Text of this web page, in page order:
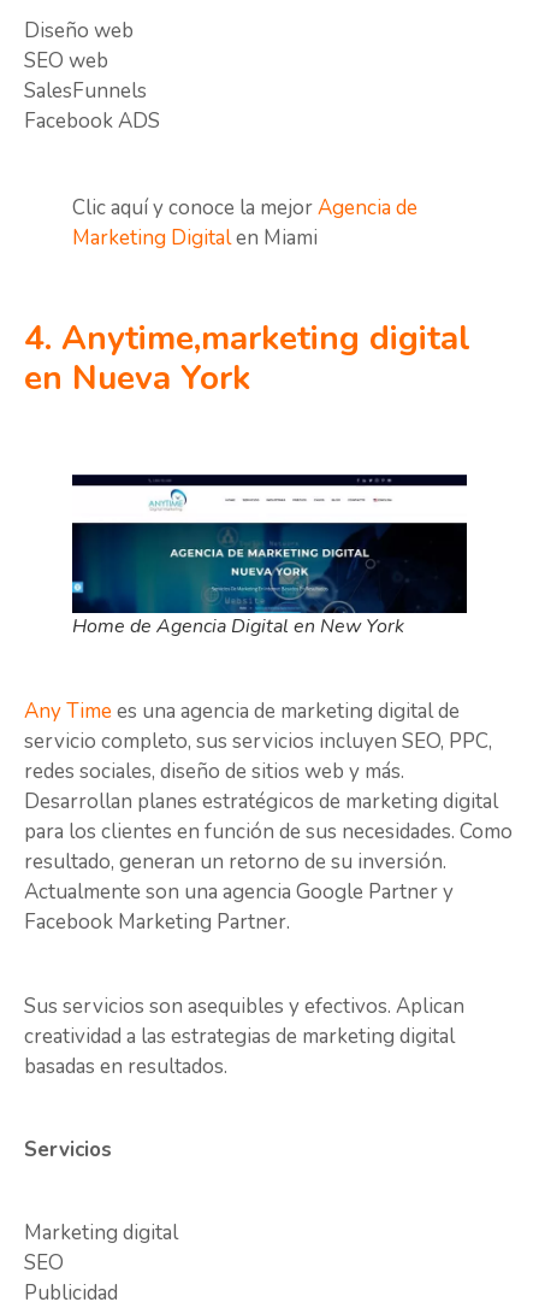
Diseño web
SEO web
SalesFunnels
Facebook ADS
Clic aquí y conoce la mejorAgencia de
Marketing Digitalen Miami
4. Anytime,marketing digital
en Nueva York
Home de Agencia Digital en New York
Any Timees una agencia de marketing digital de
servicio completo, sus servicios incluyen SEO, PPC,
redes sociales, diseño de sitios web y más.
Desarrollan planes estratégicos de marketing digital
para los clientes en función de sus necesidades. Como
resultado, generan un retorno de su inversión.
Actualmente son una agencia Google Partner y
Facebook Marketing Partner.
Sus servicios son asequibles y efectivos. Aplican
creatividad a las estrategias de marketing digital
basadas en resultados.
Servicios
Marketing digital
SEO
Publicidad